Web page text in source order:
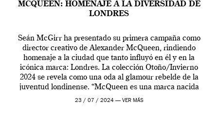
MCQUEEN: HOMENAJE A LA DIVERSIDAD DE
LONDRES
Seán McGirr ha presentado su primera campaña como
director creativo de Alexander McQueen, rindiendo
homenaje a la ciudad que tanto influyó en él y en la
icónica marca: Londres. La colección Otoño/Invierno
2024 se revela como una oda al glamour rebelde de la
juventud londinense. “McQueen es una marca nacida
en Londres y siempre ha […]
23 / 07 / 2024 — VER MÁS